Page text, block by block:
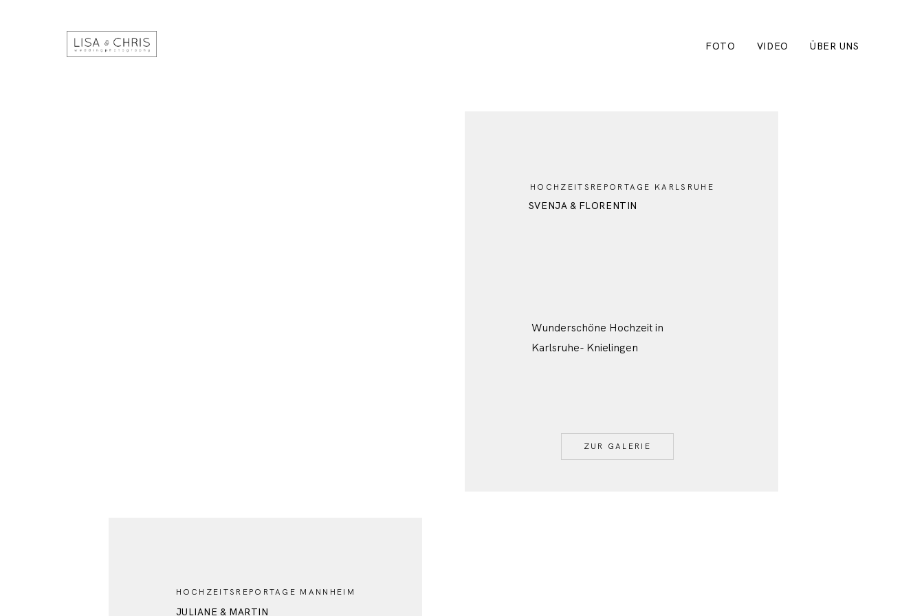
FOTO VIDEO ÜBER UNS
HOCHZEITSREPORTAGE KARLSRUHE
SVENJA & FLORENTIN
Wunderschöne Hochzeit in
Karlsruhe- Knielingen
ZUR GALERIE
HOCHZEITSREPORTAGE MANNHEIM
JULIANE & MARTIN